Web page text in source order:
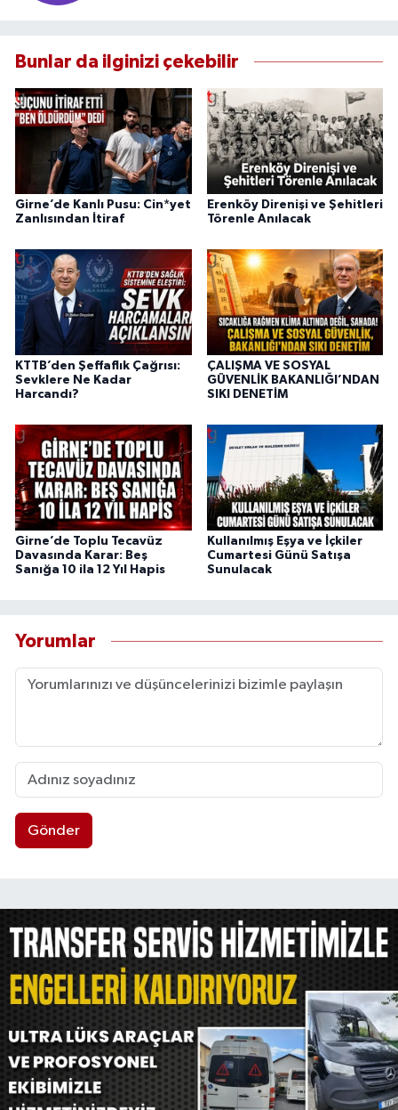
Bunlar da ilginizi çekebilir
Girne’de Kanlı Pusu: Cin*yet
Zanlısından İtiraf
Erenköy Direnişi ve Şehitleri
Törenle Anılacak
KTTB’den Şeffaflık Çağrısı:
Sevklere Ne Kadar
Harcandı?
ÇALIŞMA VE SOSYAL
GÜVENLİK BAKANLIĞI’NDAN
SIKI DENETİM
Girne’de Toplu Tecavüz
Davasında Karar: Beş
Sanığa 10 ila 12 Yıl Hapis
Kullanılmış Eşya ve İçkiler
Cumartesi Günü Satışa
Sunulacak
Yorumlar
Gönder